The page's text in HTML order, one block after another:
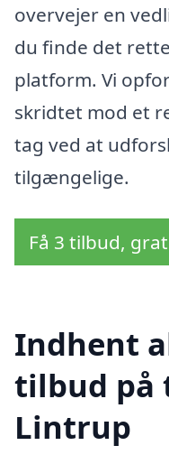
overvejer en
du finde det
platform. Vi
skridtet mod et
tag ved at
tilgængelige.
Få 3 tilbud,
Indhent
tilbud på
Lintrup